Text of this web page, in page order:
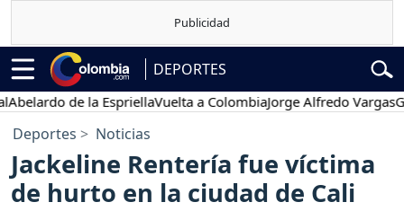
DEPORTES
de la EspriellaVuelta a ColombiaJorge Alfredo Vargas
Deportes Noticias
Jackeline Rentería fue víctima
de hurto en la ciudad de Cali